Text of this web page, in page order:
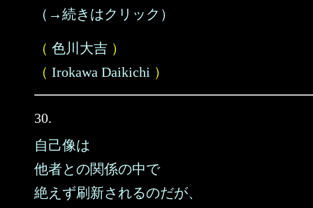
（→続きはクリック）
（ 色川大吉 ）
（ Irokawa Daikichi ）
30.
自己像は
他者との関係の中で
絶えず刷新されるのだが、